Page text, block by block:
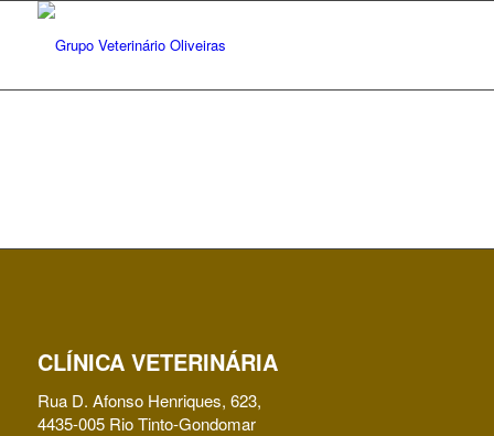
CLÍNICA VETERINÁRIA
Rua D. Afonso Henriques, 623,
4435-005 Rio Tinto-Gondomar